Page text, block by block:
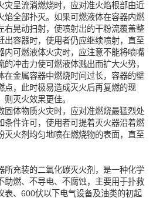
灾呈流淌燃烧时，应对准火焰根部由近
焰全部扑灭。如果可燃液体在容器内燃
右晃动扫射，使喷射出的干粉流覆盖整
出容器时，使用者仍应继续喷射，直至
内可燃液体火灾时，应注意不能将喷嘴
冲击力使可燃液体溅出而扩大火势，
在金属容器中燃烧时间过长，容器的壁
点，此时极易造成灭火后再复燃的现
灭火效果更佳。
固体物质火灾时，应对准燃烧最猛烈处
条件许可，使用者可提着灭火器沿着燃
灭火剂均匀地喷在燃烧物的表面，直至
充装的二氧化碳灭火剂，是一种化学
助燃、不导电、不腐蚀，主要用于扑救
表、600伏以下电气设备及油类的初起